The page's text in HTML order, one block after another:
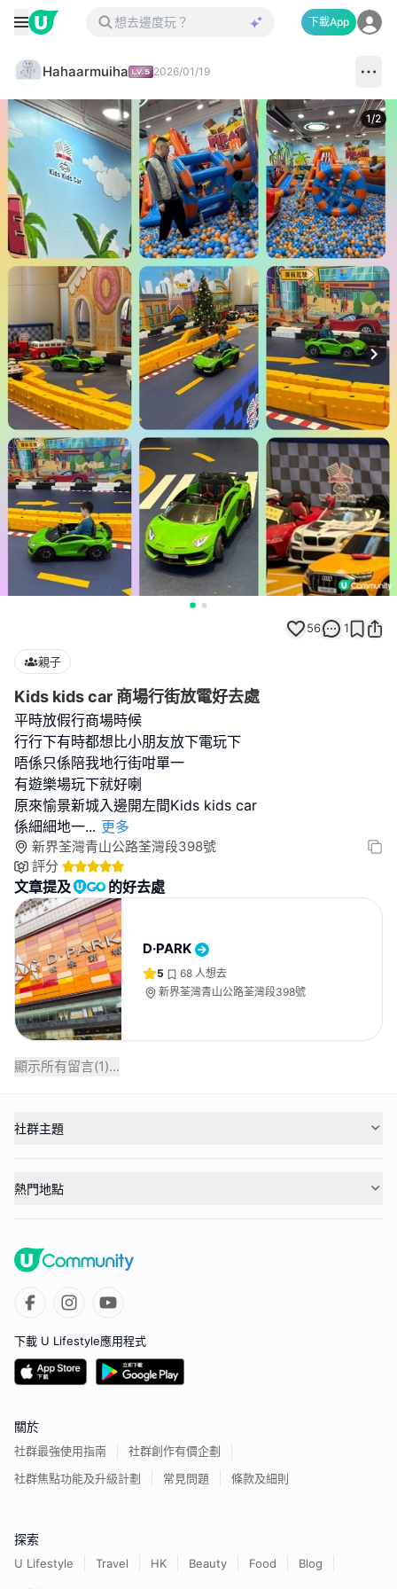
下載App
Hahaarmuiha 2026/01/19
1/2
56 1
親子
Kids kids car 商場行街放電好去處
平時放假行商場時候
行行下有時都想比小朋友放下電玩下
唔係只係陪我地行街咁單一
有遊樂場玩下就好喇
原來愉景新城入邊開左間Kids kids car
係細細地一... 更多
新界荃灣青山公路荃灣段398號
評分
文章提及 的好去處
D·PARK
5 68 人想去
新界荃灣青山公路荃灣段398號
顯示所有留言(1)...
社群主題
熱門地點
下載 U Lifestyle應用程式
關於
社群最強使用指南
社群創作有價企劃
社群焦點功能及升級計劃
常見問題 條款及細則
探索
U Lifestyle Travel HK Beauty Food
Blog